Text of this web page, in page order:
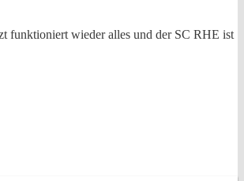
funktioniert wieder alles und der SC RHE ist